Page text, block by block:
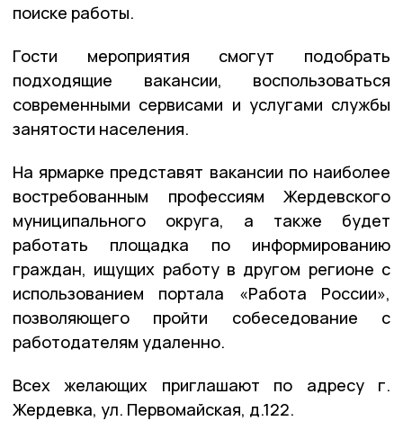
поиске работы.
Гости мероприятия смогут подобрать
подходящие вакансии, воспользоваться
современными сервисами и услугами службы
занятости населения.
На ярмарке представят вакансии по наиболее
востребованным профессиям Жердевского
муниципального округа, а также будет
работать площадка по информированию
граждан, ищущих работу в другом регионе с
использованием портала «Работа России»,
позволяющего пройти собеседование с
работодателям удаленно.
Всех желающих приглашают по адресу г.
Жердевка, ул. Первомайская, д.122.